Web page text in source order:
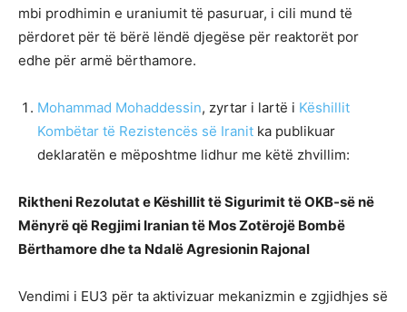
mbi prodhimin e uraniumit të pasuruar, i cili mund të
përdoret për të bërë lëndë djegëse për reaktorët por
edhe për armë bërthamore.
Mohammad Mohaddessin, zyrtar i lartë i Këshillit
Kombëtar të Rezistencës së Iranit ka publikuar
deklaratën e mëposhtme lidhur me këtë zhvillim:
Riktheni Rezolutat e Këshillit të Sigurimit të OKB-së në
Mënyrë që Regjimi Iranian të Mos Zotërojë Bombë
Bërthamore dhe ta Ndalë Agresionin Rajonal
Vendimi i EU3 për ta aktivizuar mekanizmin e zgjidhjes së